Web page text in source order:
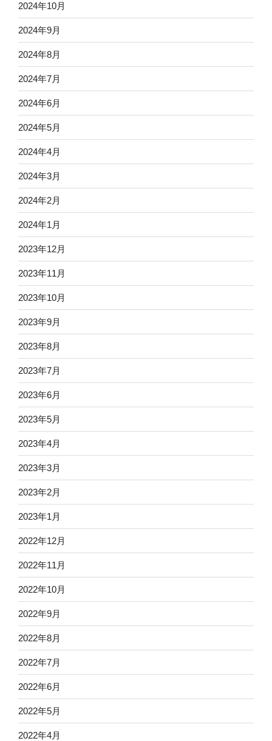
2024年10月
2024年9月
2024年8月
2024年7月
2024年6月
2024年5月
2024年4月
2024年3月
2024年2月
2024年1月
2023年12月
2023年11月
2023年10月
2023年9月
2023年8月
2023年7月
2023年6月
2023年5月
2023年4月
2023年3月
2023年2月
2023年1月
2022年12月
2022年11月
2022年10月
2022年9月
2022年8月
2022年7月
2022年6月
2022年5月
2022年4月